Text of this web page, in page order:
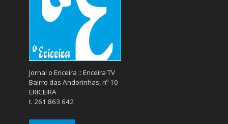
Jornal o Ericeira :: Ericeira TV
Bairro das Andorinhas, nº 10
ERICEIRA
t. 261 863 642